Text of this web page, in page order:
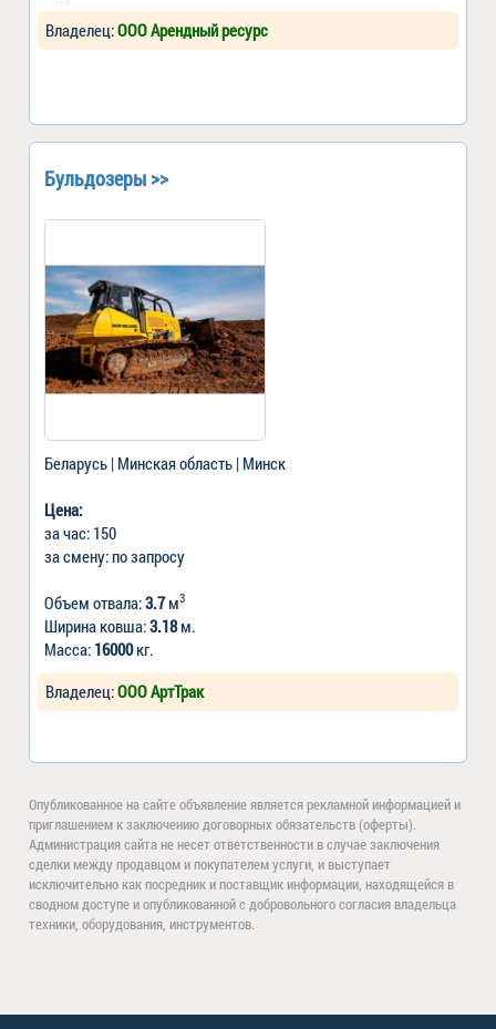
Владелец:ООО Арендный ресурс
Бульдозеры >>
Беларусь | Минская область | Минск
Цена:
за час: 150
за смену: по запросу
Объем отвала:3.7м3
Ширина ковша:3.18м.
Масса: 16000кг.
Владелец:ООО АртТрак
Опубликованное на сайте объявление является рекламной информацией и
приглашением к заключению договорных обязательств (оферты).
Администрация сайта не несет ответственности в случае заключения
сделки между продавцом и покупателем услуги, и выступает
исключительно как посредник и поставщик информации, находящейся в
сводном доступе и опубликованной с добровольного согласия владельца
техники, оборудования, инструментов.